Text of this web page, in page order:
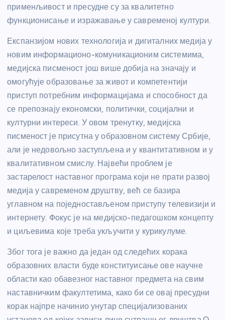
применљивост и пресудне су за квалитетно
функционисање и изражавање у савременој култури.
Експанзијом нових технологија и дигиталних медија у
новим информационо-комуникационим системима,
медијска писменост још више добија на значају и
омогућује образовање за живот и компетентији
приступ потребним информацијама и способност да
се препознају економски, политички, социјални и
културни интереси. У овом тренутку, медијска
писменост је присутна у образовном систему Србије,
али је недовољно заступљена и у квантитативном и у
квалитативном смислу. Највећи проблем је
застарелост наставног програма који не прати развој
медија у савременом друштву, већ се базира
углавном на поједностављеном приступу телевизији и
интернету. Фокус је на медијско-педагошком концепту
и циљевима које треба укључити у курикулуме.
Због тога је важно да један од следећих корака
образовних власти буде конституисање ове научне
области као обавезног наставног предмета на свим
наставничким факултетима, како би се овај пресудни
корак најпре начинио унутар специјализованих